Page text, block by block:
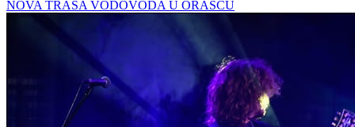
NOVA TRASA VODOVODA U ORAŠCU